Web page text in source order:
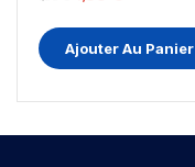
Ajouter Au Panier